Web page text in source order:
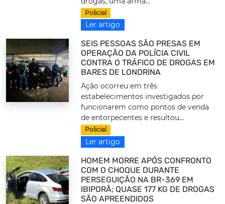
Policial
Ler artigo
SEIS PESSOAS SÃO PRESAS EM
OPERAÇÃO DA POLÍCIA CIVIL
CONTRA O TRÁFICO DE DROGAS EM
BARES DE LONDRINA
Ação ocorreu em três
estabelecimentos investigados por
funcionarem como pontos de venda
de entorpecentes e resultou...
Policial
Ler artigo
HOMEM MORRE APÓS CONFRONTO
COM O CHOQUE DURANTE
PERSEGUIÇÃO NA BR-369 EM
IBIPORÃ; QUASE 177 KG DE DROGAS
SÃO APREENDIDOS